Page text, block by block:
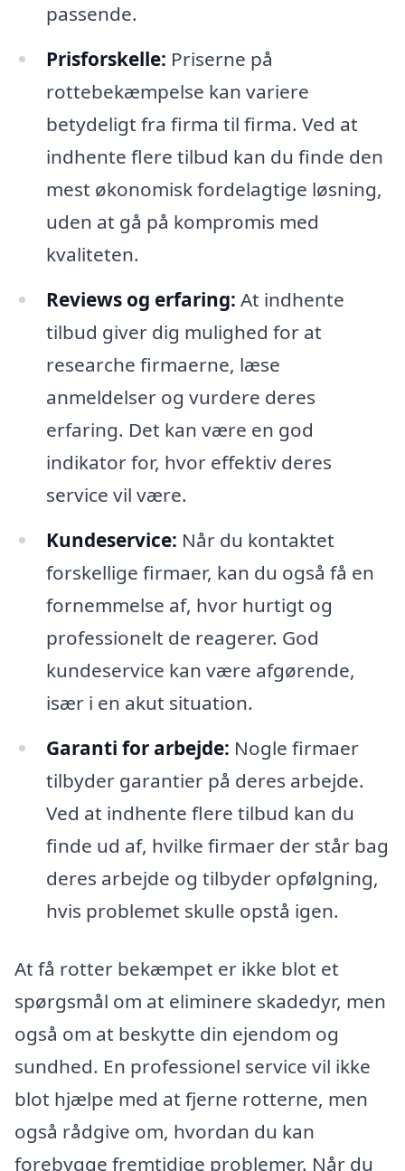
passende.
Prisforskelle: Priserne på
rottebekæmpelse kan variere
betydeligt fra firma til firma. Ved at
indhente flere tilbud kan du finde den
mest økonomisk fordelagtige løsning,
uden at gå på kompromis med
kvaliteten.
Reviews og erfaring: At indhente
tilbud giver dig mulighed for at
researche firmaerne, læse
anmeldelser og vurdere deres
erfaring. Det kan være en god
indikator for, hvor effektiv deres
service vil være.
Kundeservice: Når du kontaktet
forskellige firmaer, kan du også få en
fornemmelse af, hvor hurtigt og
professionelt de reagerer. God
kundeservice kan være afgørende,
især i en akut situation.
Garanti for arbejde: Nogle firmaer
tilbyder garantier på deres arbejde.
Ved at indhente flere tilbud kan du
finde ud af, hvilke firmaer der står bag
deres arbejde og tilbyder opfølgning,
hvis problemet skulle opstå igen.
At få rotter bekæmpet er ikke blot et
spørgsmål om at eliminere skadedyr, men
også om at beskytte din ejendom og
sundhed. En professionel service vil ikke
blot hjælpe med at fjerne rotterne, men
også rådgive om, hvordan du kan
forebygge fremtidige problemer. Når du